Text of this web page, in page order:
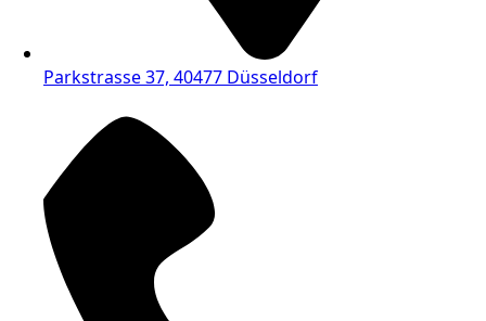
Parkstrasse 37, 40477 Düsseldorf